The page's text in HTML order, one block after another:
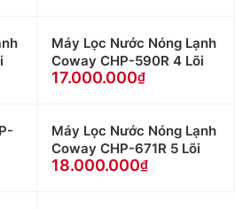
Máy Lọc Nước Nóng Lạnh
Coway CHP-590R 4 Lõi
17.000.000
Máy Lọc Nước Nóng Lạnh
Coway CHP-671R 5 Lõi
18.000.000